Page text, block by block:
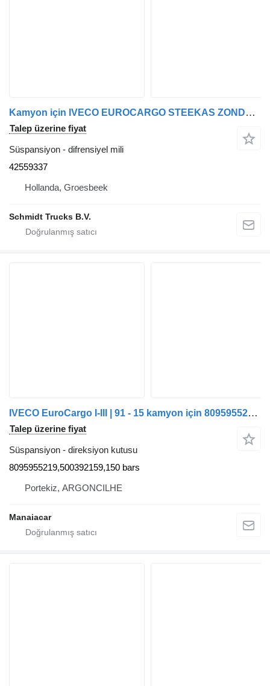
Kamyon için IVECO EUROCARGO STEEKAS ZONDER SPER EEV 42559337 difrensiyel mili
Talep üzerine fiyat
Süspansiyon - difrensiyel mili
42559337
Hollanda, Groesbeek
Schmidt Trucks B.V.
IVECO EuroCargo I-III | 91 - 15 kamyon için 8095955219 direksiyon kutusu
Talep üzerine fiyat
Süspansiyon - direksiyon kutusu
8095955219,500392159,150 bars
Portekiz, ARGONCILHE
Manaiacar